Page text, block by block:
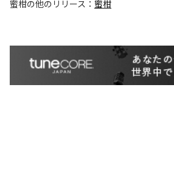
蜜柑の他のリリース： 蜜柑